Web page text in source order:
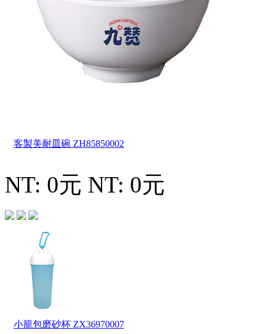
客製美耐皿碗 ZH85850002
NT: 0元 NT: 0元
小籠包磨砂杯 ZX36970007